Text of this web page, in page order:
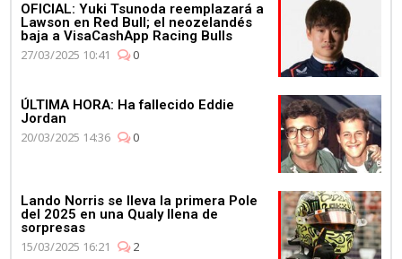
OFICIAL: Yuki Tsunoda reemplazará a
Lawson en Red Bull; el neozelandés
baja a VisaCashApp Racing Bulls
27/03/2025 10:41
0
ÚLTIMA HORA: Ha fallecido Eddie
Jordan
20/03/2025 14:36
0
Lando Norris se lleva la primera Pole
del 2025 en una Qualy llena de
sorpresas
15/03/2025 16:21
2